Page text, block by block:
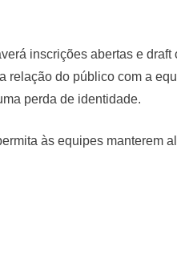
inscrições abertas e draft
relação do público com a
perda de identidade.
às equipes manterem